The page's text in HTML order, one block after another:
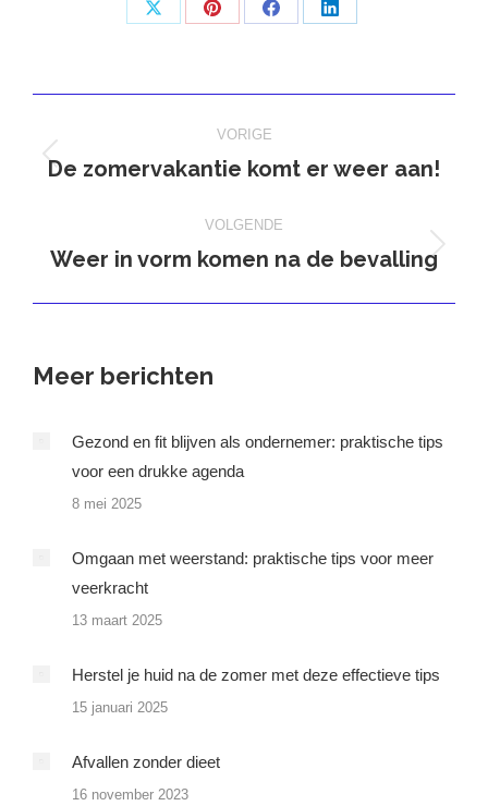
Deel
Deel
Deel
Deel
navigatie
VORIGE
Vorig
De zomervakantie komt er weer aan!
VOLGENDE
Volgend
Weer in vorm komen na de bevalling
Meer berichten
Gezond en fit blijven als ondernemer: praktische tips
voor een drukke agenda
8 mei 2025
Omgaan met weerstand: praktische tips voor meer
veerkracht
13 maart 2025
Herstel je huid na de zomer met deze effectieve tips
15 januari 2025
Afvallen zonder dieet
16 november 2023